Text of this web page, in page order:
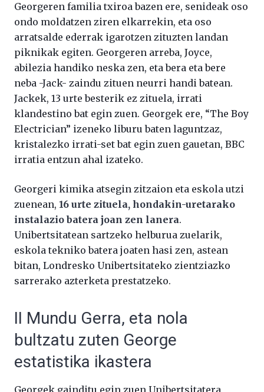
Georgeren familia txiroa bazen ere, senideak oso
ondo moldatzen ziren elkarrekin, eta oso
arratsalde ederrak igarotzen zituzten landan
piknikak egiten. Georgeren arreba, Joyce,
abilezia handiko neska zen, eta bera eta bere
neba -Jack- zaindu zituen neurri handi batean.
Jackek, 13 urte besterik ez zituela, irrati
klandestino bat egin zuen. Georgek ere, “The Boy
Electrician” izeneko liburu baten laguntzaz,
kristalezko irrati-set bat egin zuen gauetan, BBC
irratia entzun ahal izateko.
Georgeri kimika atsegin zitzaion eta eskola utzi
zuenean, 16 urte zituela, hondakin-uretarako
instalazio batera joan zen lanera.
Unibertsitatean sartzeko helburua zuelarik,
eskola tekniko batera joaten hasi zen, astean
bitan, Londresko Unibertsitateko zientziazko
sarrerako azterketa prestatzeko.
II Mundu Gerra, eta nola
bultzatu zuten George
estatistika ikastera
Georgek gainditu egin zuen Unibertsitatera